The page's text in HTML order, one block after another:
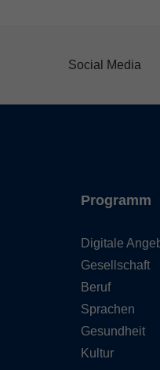
Social Media
Programm
Digitale
Gesellschaft
Beruf
Sprachen
Gesundheit
Kultur